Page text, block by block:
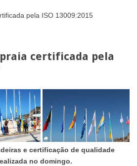
pela ISO 13009:2015
certificada pela
e certificação de qualidade
no domingo.